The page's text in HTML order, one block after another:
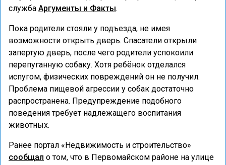
служба Аргументы и Факты.
Пока родители стояли у подъезда, не имея
возможности открыть дверь. Спасатели открыли
запертую дверь, после чего родители успокоили
перепуганную собаку. Хотя ребёнок отделался
испугом, физических повреждений он не получил.
Проблема пищевой агрессии у собак достаточно
распространена. Предупреждение подобного
поведения требует надлежащего воспитания
животных.
Ранее портал «Недвижимость и строительство»
сообщал о том, что в Первомайском районе на улице